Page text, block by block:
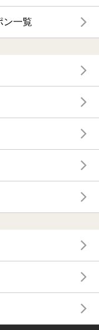
ン一覧